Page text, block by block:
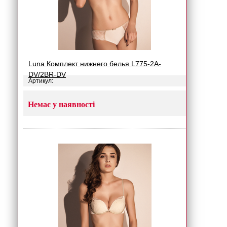
Luna Комплект нижнего белья L775-2A-
DV/2BR-DV
Артикул:
Немає у наявності